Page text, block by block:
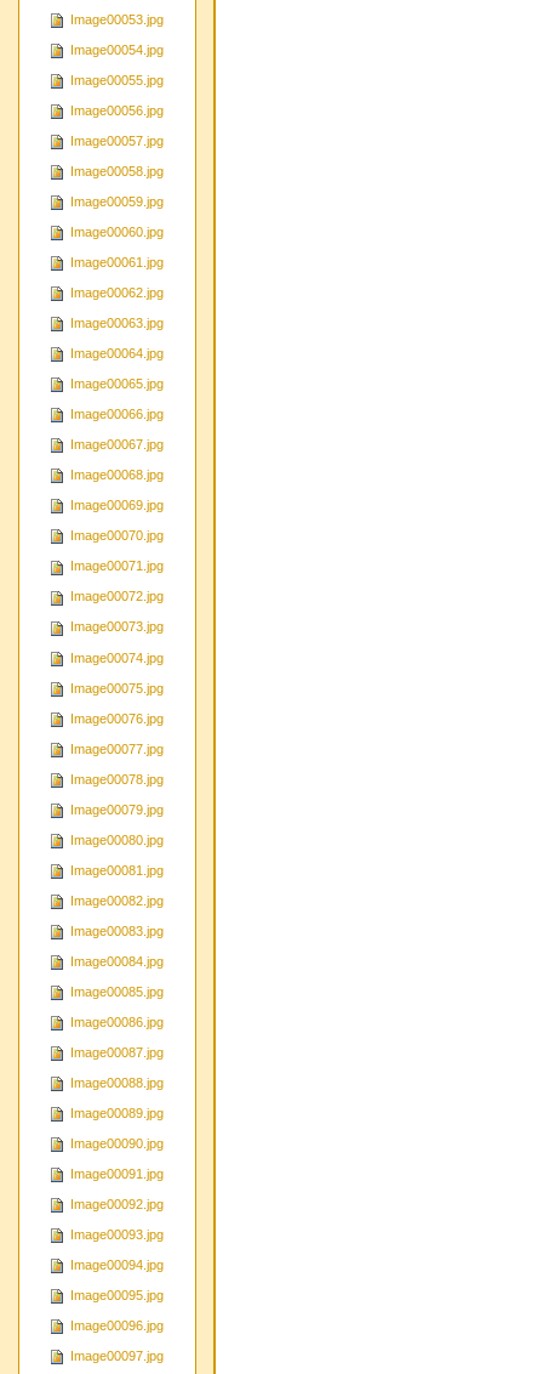
Image00053.jpg
Image00054.jpg
Image00055.jpg
Image00056.jpg
Image00057.jpg
Image00058.jpg
Image00059.jpg
Image00060.jpg
Image00061.jpg
Image00062.jpg
Image00063.jpg
Image00064.jpg
Image00065.jpg
Image00066.jpg
Image00067.jpg
Image00068.jpg
Image00069.jpg
Image00070.jpg
Image00071.jpg
Image00072.jpg
Image00073.jpg
Image00074.jpg
Image00075.jpg
Image00076.jpg
Image00077.jpg
Image00078.jpg
Image00079.jpg
Image00080.jpg
Image00081.jpg
Image00082.jpg
Image00083.jpg
Image00084.jpg
Image00085.jpg
Image00086.jpg
Image00087.jpg
Image00088.jpg
Image00089.jpg
Image00090.jpg
Image00091.jpg
Image00092.jpg
Image00093.jpg
Image00094.jpg
Image00095.jpg
Image00096.jpg
Image00097.jpg